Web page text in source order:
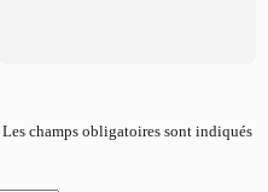
Les champs obligatoires sont indiqués